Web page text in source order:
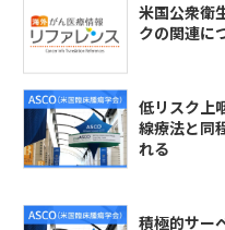
米国公衆衛
クの関連に
低リスク上
線療法と同
れる
積極的サー